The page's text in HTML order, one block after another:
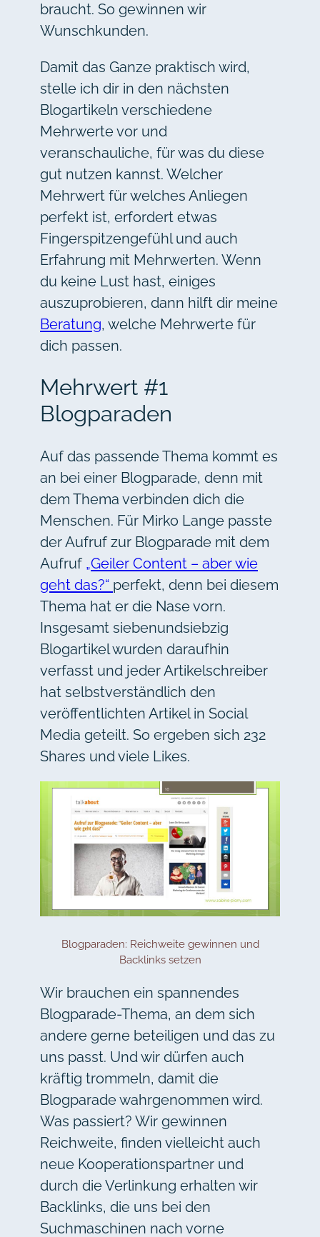
braucht. So gewinnen wir
Wunschkunden.
Damit das Ganze praktisch wird,
stelle ich dir in den nächsten
Blogartikeln verschiedene
Mehrwerte vor und
veranschauliche, für was du diese
gut nutzen kannst. Welcher
Mehrwert für welches Anliegen
perfekt ist, erfordert etwas
Fingerspitzengefühl und auch
Erfahrung mit Mehrwerten. Wenn
du keine Lust hast, einiges
auszuprobieren, dann hilft dir meine
Beratung, welche Mehrwerte für
dich passen.
Mehrwert #1
Blogparaden
Auf das passende Thema kommt es
an bei einer Blogparade, denn mit
dem Thema verbinden dich die
Menschen. Für Mirko Lange passte
der Aufruf zur Blogparade mit dem
Aufruf „Geiler Content – aber wie
geht das?“ perfekt, denn bei diesem
Thema hat er die Nase vorn.
Insgesamt siebenundsiebzig
Blogartikel wurden daraufhin
verfasst und jeder Artikelschreiber
hat selbstverständlich den
veröffentlichten Artikel in Social
Media geteilt. So ergeben sich 232
Shares und viele Likes.
Blogparaden: Reichweite gewinnen und
Backlinks setzen
Wir brauchen ein spannendes
Blogparade-Thema, an dem sich
andere gerne beteiligen und das zu
uns passt. Und wir dürfen auch
kräftig trommeln, damit die
Blogparade wahrgenommen wird.
Was passiert? Wir gewinnen
Reichweite, finden vielleicht auch
neue Kooperationspartner und
durch die Verlinkung erhalten wir
Backlinks, die uns bei den
Suchmaschinen nach vorne